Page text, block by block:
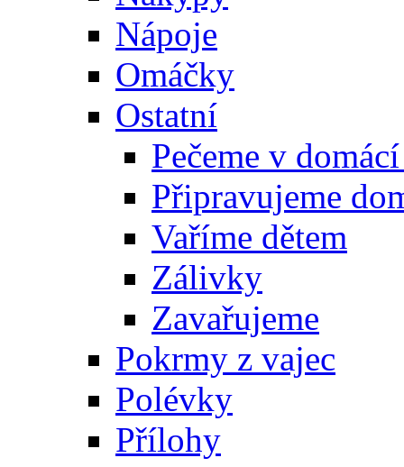
Nápoje
Omáčky
Ostatní
Pečeme v
Připravujeme
Vaříme dětem
Zálivky
Zavařujeme
Pokrmy z vajec
Polévky
Přílohy